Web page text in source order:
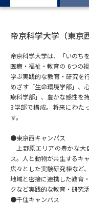
留学・進学関連、塾・予備
大学入学共通テスト「受
配慮案内」の請求
高等学校（情報）教員資
試験
帝京科学大学（東京
帝京科学大学は、「いのち
医療・福祉・教育の 6つの
学ぶ実践的な教育・研究を
めざす「生命環境学部」、
療科学部」、豊かな感性を
3学部で構成。将来にわた
す。
●東京西キャンパス
上野原エリアの豊かな大
ス。人と動物が共生するキ
広々とした実験研究棟など
地域と密接に連携した教育
クなど実践的な教育・研究
●千住キャンパス